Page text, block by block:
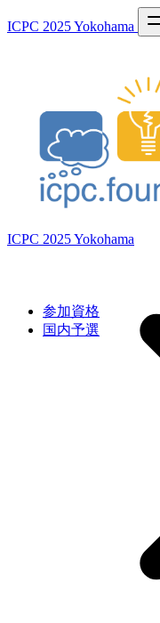
ICPC 2025 Yokohama
参加資格
国内予選
ICPC 2025 Yokohama